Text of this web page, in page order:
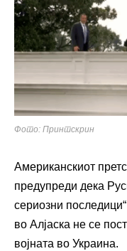
Фото: Принтскрин
Американскиот
предупреди дека
сериозни
во Алјаска не се
војната во Украина.